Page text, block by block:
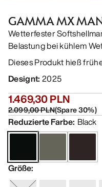
GAMMA MX
Wetterfester
Belastung bei kühlem
Dieses Produkt hieß
Designt: 2025
1.469,30 PLN
2.099,00 PLN(Spare30%)
Reduzierte Farbe: Black
Größe: